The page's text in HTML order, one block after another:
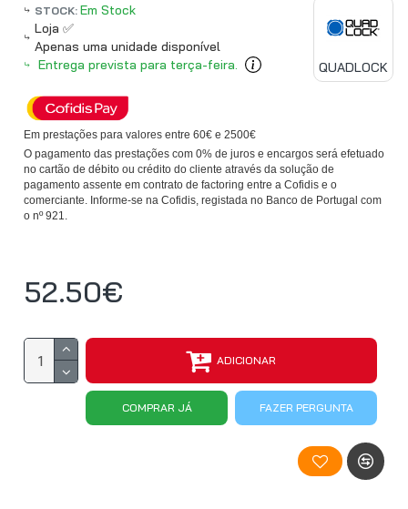
STOCK: Em Stock
Loja ✅
Apenas uma unidade disponível
Entrega prevista para terça-feira.
QUADLOCK
Em prestações para valores entre 60€ e 2500€
O pagamento das prestações com 0% de juros e encargos será efetuado
no cartão de débito ou crédito do cliente através da solução de
pagamento assente em contrato de factoring entre a Cofidis e o
comerciante. Informe-se na Cofidis, registada no Banco de Portugal com
o nº 921.
52.50€
ADICIONAR
COMPRAR JÁ FAZER PERGUNTA